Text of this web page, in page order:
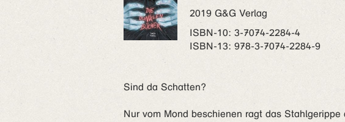
2019 G&G Verlag
ISBN‑10: 3-7074-2284-4
ISBN‑13: 978-3-7074-2284-9
Sind da Schatten?
Nur vom Mond beschienen ragt das